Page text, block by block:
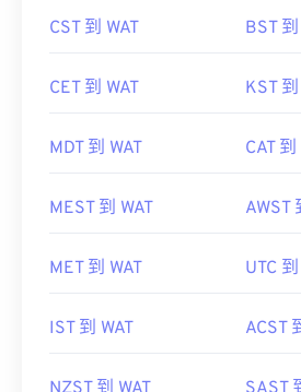
CST 到 WAT BST
CET 到 WAT KST
MDT 到 WAT CAT 到
MEST 到 WAT AWST
MET 到 WAT UTC
IST 到 WAT ACST